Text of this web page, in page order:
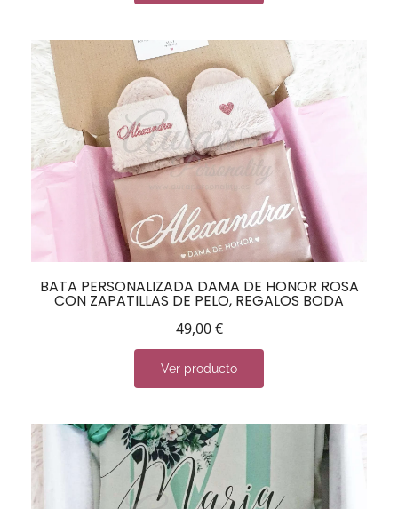
BATA PERSONALIZADA DAMA DE HONOR ROSA
CON ZAPATILLAS DE PELO, REGALOS BODA
49,00€
Ver producto